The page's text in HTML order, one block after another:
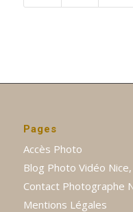
Pages
Accès Photo
Blog Photo Vidéo
Contact Photographe
Mentions Légales